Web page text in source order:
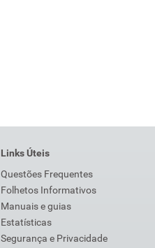
Links Úteis
Questões Frequentes
Folhetos Informativos
Manuais e guias
Estatísticas
Segurança e Privacidade